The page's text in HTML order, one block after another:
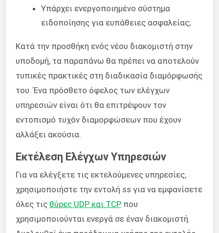
Υπάρχει ενεργοποιημένο σύστημα
ειδοποίησης για ευπάθειες ασφαλείας;
Κατά την προσθήκη ενός νέου διακομιστή στην
υποδομή, τα παραπάνω θα πρέπει να αποτελούν
τυπικές πρακτικές στη διαδικασία διαμόρφωσής
του. Ένα πρόσθετο όφελος των ελέγχων
υπηρεσιών είναι ότι θα επιτρέψουν τον
εντοπισμό τυχόν διαμορφώσεων που έχουν
αλλάξει ακούσια.
Εκτέλεση Ελέγχων Υπηρεσιών
Για να ελέγξετε τις εκτελούμενες υπηρεσίες,
χρησιμοποιήστε την εντολή ss για να εμφανίσετε
όλες τις θύρες UDP και TCP που
χρησιμοποιούνται ενεργά σε έναν διακομιστή.